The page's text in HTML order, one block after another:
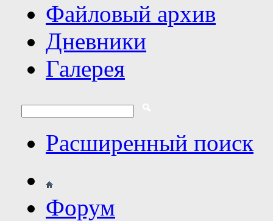
Файловый архив
Дневники
Галерея
Расширенный поиск
Форум